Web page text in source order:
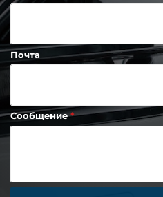
Почта
Сообщение